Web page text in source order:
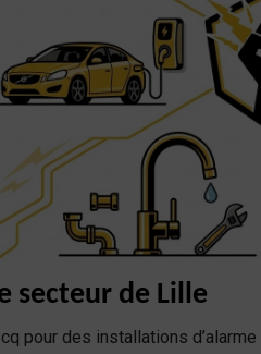
secteur de Lille
pour des installations